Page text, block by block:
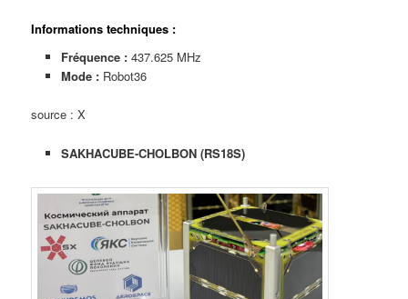
Informations techniques :
Fréquence :437.625 MHz
Mode :Robot36
source : X
SAKHACUBE-CHOLBON (RS18S)